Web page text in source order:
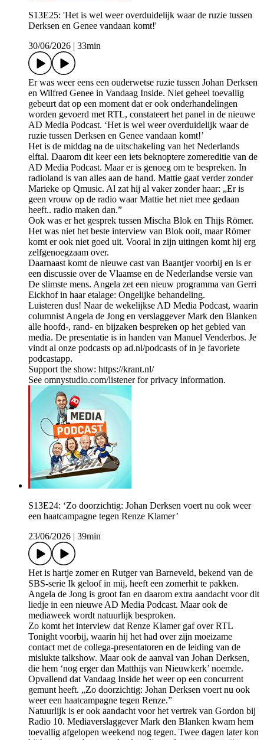
S13E25: 'Het is wel weer overduidelijk waar de ruzie tussen
Derksen en Genee vandaan komt!'
30/06/2026
33min
Er was weer eens een ouderwetse ruzie tussen Johan Derksen
en Wilfred Genee in Vandaag Inside. Niet geheel toevallig
gebeurt dat op een moment dat er ook onderhandelingen
worden gevoerd met RTL, constateert het panel in de nieuwe
AD Media Podcast. ‘Het is wel weer overduidelijk waar de
ruzie tussen Derksen en Genee vandaan komt!’
Het is de middag na de uitschakeling van het Nederlands
elftal. Daarom dit keer een iets beknoptere zomereditie van de
AD Media Podcast. Maar er is genoeg om te bespreken. In
radioland is van alles aan de hand. Mattie gaat verder zonder
Marieke op Qmusic. Al zat hij al vaker zonder haar: „Er is
geen vrouw op de radio waar Mattie het niet mee gedaan
heeft.. radio maken dan.”
Ook was er het gesprek tussen Mischa Blok en Thijs Römer.
Het was niet het beste interview van Blok ooit, maar Römer
komt er ook niet goed uit. Vooral in zijn uitingen komt hij erg
zelfgenoegzaam over.
Daarnaast komt de nieuwe cast van Baantjer voorbij en is er
een discussie over de Vlaamse en de Nederlandse versie van
De slimste mens. Angela zet een nieuw programma van Gerri
Eickhof in haar etalage: Ongelijke behandeling.
Luisteren dus! Naar de wekelijkse AD Media Podcast, waarin
columnist Angela de Jong en verslaggever Mark den Blanken
alle hoofd-, rand- en bijzaken bespreken op het gebied van
media. De presentatie is in handen van Manuel Venderbos. Je
vindt al onze podcasts op ad.nl/podcasts of in je favoriete
podcastapp.
Support the show: https://krant.nl/
See omnystudio.com/listener for privacy information.
S13E24: ‘Zo doorzichtig: Johan Derksen voert nu ook weer
een haatcampagne tegen Renze Klamer’
23/06/2026
39min
Het is hartje zomer en Rutger van Barneveld, bekend van de
SBS-serie Ik geloof in mij, heeft een zomerhit te pakken.
Angela de Jong is groot fan en daarom extra aandacht voor dit
liedje in een nieuwe AD Media Podcast. Maar ook de
mediaweek wordt natuurlijk besproken.
Zo komt het interview dat Renze Klamer gaf over RTL
Tonight voorbij, waarin hij het had over zijn moeizame
contact met de collega-presentatoren en de leiding van de
mislukte talkshow. Maar ook de aanval van Johan Derksen,
die hem ‘nog erger dan Matthijs van Nieuwkerk’ noemde.
Opvallend dat Vandaag Inside het weer op een concurrent
gemunt heeft. „Zo doorzichtig: Johan Derksen voert nu ook
weer een haatcampagne tegen Renze.”
Natuurlijk is er ook aandacht voor het vertrek van Gordon bij
Radio 10. Mediaverslaggever Mark den Blanken kwam hem
toevallig afgelopen weekend nog tegen. Twee dagen later kon